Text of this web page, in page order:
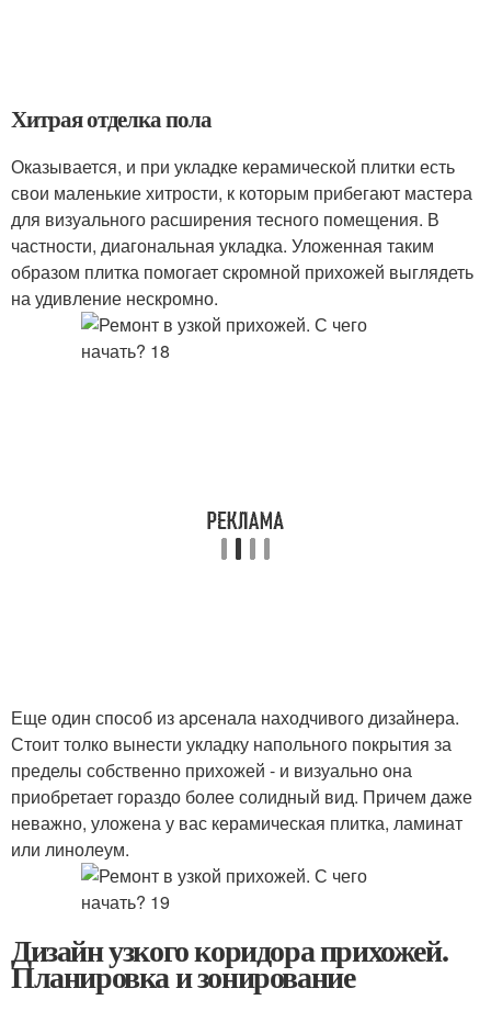
Хитрая отделка пола
Оказывается, и при укладке керамической плитки есть
свои маленькие хитрости, к которым прибегают мастера
для визуального расширения тесного помещения. В
частности, диагональная укладка. Уложенная таким
образом плитка помогает скромной прихожей выглядеть
на удивление нескромно.
Еще один способ из арсенала находчивого дизайнера.
Стоит толко вынести укладку напольного покрытия за
пределы собственно прихожей - и визуально она
приобретает гораздо более солидный вид. Причем даже
неважно, уложена у вас керамическая плитка, ламинат
или линолеум.
Дизайн узкого коридора прихожей.
Планировка и зонирование